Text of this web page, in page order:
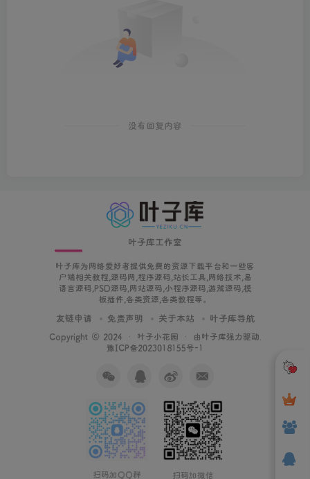
没有回复内容
叶子库工作室
叶子库为网络爱好者提供免费的资源下载平台和一些客
户端相关教程,源码网,程序源码,站长工具,网络技术,易
语言源码,PSD源码,网站源码,小程序源码,游戏源码,模
板插件,各类资源,各类教程等。
友链申请 免责声明 关于本站 叶子库导航
Copyright © 2024 · 叶子小花园 · 由 叶子库强力驱动.
豫ICP备2023018155号-1
扫码加QQ群 扫码加微信